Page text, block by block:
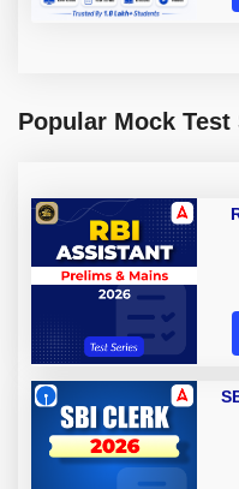
Popular Mock Test